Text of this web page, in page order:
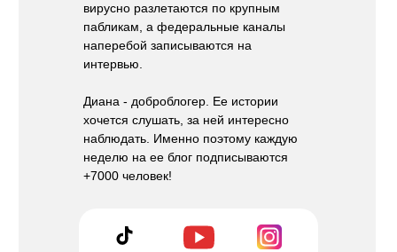
вирусно разлетаются по крупным
пабликам, а федеральные каналы
наперебой записываются на
интервью.
Диана - доброблогер. Ее истории
хочется слушать, за ней интересно
наблюдать. Именно поэтому каждую
неделю на ее блог подписываются
+7000 человек!